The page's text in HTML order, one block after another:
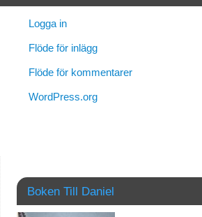
Logga in
Flöde för inlägg
Flöde för kommentarer
WordPress.org
Boken Till Daniel